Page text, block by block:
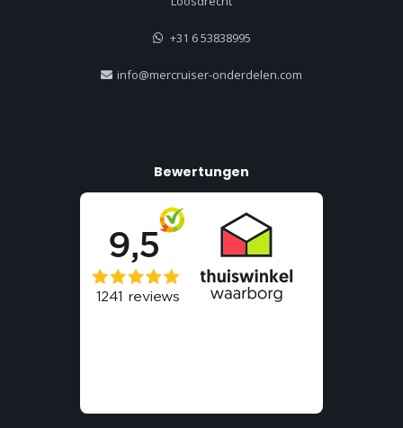
+31 6 53838995
info@mercruiser-onderdelen.com
Bewertungen